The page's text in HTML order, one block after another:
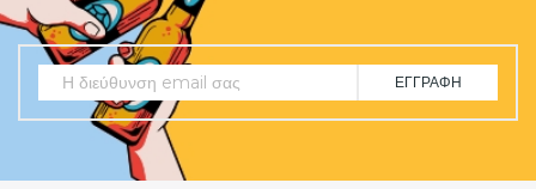
ΕΓΓΡΑΦΉ